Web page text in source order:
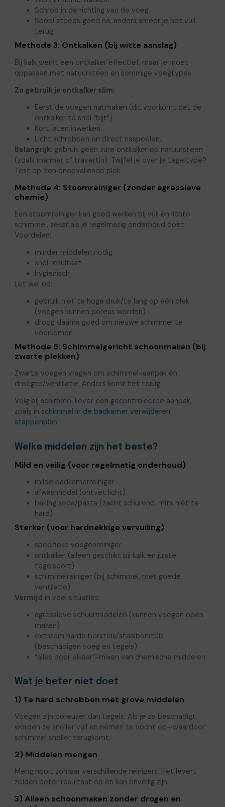
Schrob in de richting van de voeg.
Spoel steeds goed na, anders smeer je het vuil
terug.
Methode 3: Ontkalken (bij witte aanslag)
Bij kalk werkt een ontkalker effectief, maar je moet
oppassen met natuursteen en sommige voegtypes.
Zo gebruik je ontkalker slim:
Eerst de voegen natmaken (dit voorkomt dat de
ontkalker te snel “bijt”).
Kort laten inwerken.
Licht schrobben en direct naspoelen.
Belangrijk: gebruik geen zure ontkalker op natuursteen
(zoals marmer of travertin). Twijfel je over je tegeltype?
Test op een onopvallende plek.
Methode 4: Stoomreiniger (zonder agressieve
chemie)
Een stoomreiniger kan goed werken bij vuil en lichte
schimmel, zeker als je regelmatig onderhoud doet.
Voordelen:
minder middelen nodig
snel resultaat
hygiënisch
Let wel op:
gebruik niet te hoge druk/te lang op één plek
(voegen kunnen poreus worden)
droog daarna goed om nieuwe schimmel te
voorkomen
Methode 5: Schimmelgericht schoonmaken (bij
zwarte plekken)
Zwarte voegen vragen om schimmel-aanpak én
droogte/ventilatie. Anders komt het terug.
Volg bij schimmel liever een gecontroleerde aanpak,
zoals in schimmel in de badkamer verwijderen:
stappenplan.
Welke middelen zijn het beste?
Mild en veilig (voor regelmatig onderhoud)
milde badkamerreiniger
afwasmiddel (ontvet licht)
baking soda/pasta (zacht schurend, mits niet te
hard)
Sterker (voor hardnekkige vervuiling)
specifieke voegenreiniger
ontkalker (alleen geschikt bij kalk en juiste
tegelsoort)
schimmelreiniger (bij schimmel, met goede
ventilatie)
Vermijd in veel situaties:
agressieve schuurmiddelen (kunnen voegen open
maken)
extreem harde borstels/staalborstels
(beschadigen voeg en tegels)
“alles door elkaar”-mixen van chemische middelen
Wat je beter níet doet
1) Te hard schrobben met grove middelen
Voegen zijn poreuzer dan tegels. Als je ze beschadigt,
worden ze sneller vuil en nemen ze vocht op—waardoor
schimmel sneller terugkomt.
2) Middelen mengen
Meng nooit zomaar verschillende reinigers. Het levert
zelden beter resultaat op en kan onveilig zijn.
3) Alleen schoonmaken zonder drogen en